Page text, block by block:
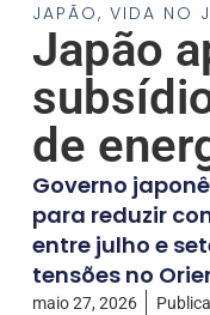
JAPÃO, VIDA NO
Japão
de
Governo
para reduzir
entre julho e
tensões no
maio 27, 2026